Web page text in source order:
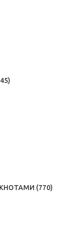
(770)